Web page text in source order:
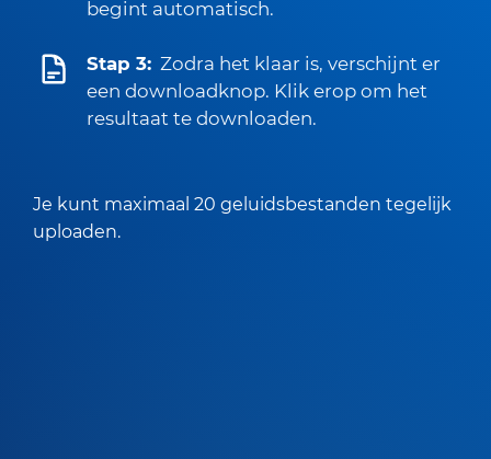
begint automatisch.
Stap 3: Zodra het klaar is, verschijnt er
een downloadknop. Klik erop om het
resultaat te downloaden.
Je kunt maximaal 20 geluidsbestanden tegelijk
uploaden.